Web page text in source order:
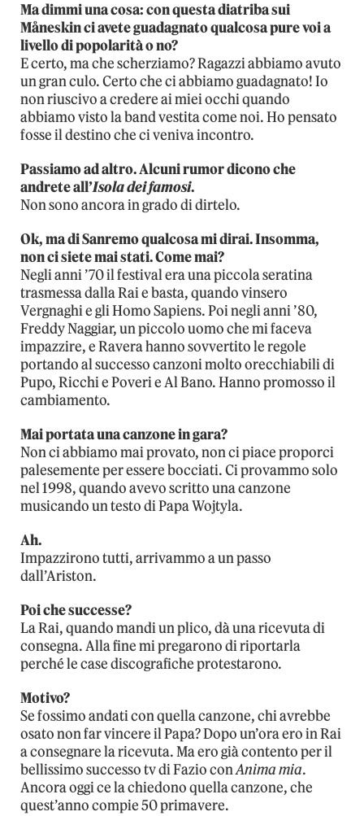
Ma dimmi una cosa: con questa diatriba sui
Måneskin ci avete guadagnato qualcosa pure voi a
livello di popolarità o no?
E certo, ma che scherziamo? Ragazzi abbiamo avuto
un gran culo. Certo che ci abbiamo guadagnato! Io
non riuscivo a credere ai miei occhi quando
abbiamo visto la band vestita come noi. Ho pensato
fosse il destino che ci veniva incontro.
Passiamo ad altro. Alcuni rumor dicono che
andrete all’Isola dei famosi.
Non sono ancora in grado di dirtelo.
Ok, ma di Sanremo qualcosa mi dirai. Insomma,
non ci siete mai stati. Come mai?
Negli anni ’70 il festival era una piccola seratina
trasmessa dalla Rai e basta, quando vinsero
Vergnaghi e gli Homo Sapiens. Poi negli anni ’80,
Freddy Naggiar, un piccolo uomo che mi faceva
impazzire, e Ravera hanno sovvertito le regole
portando al successo canzoni molto orecchiabili di
Pupo, Ricchi e Poveri e Al Bano. Hanno promosso il
cambiamento.
Mai portata una canzone in gara?
Non ci abbiamo mai provato, non ci piace proporci
palesemente per essere bocciati. Ci provammo solo
nel 1998, quando avevo scritto una canzone
musicando un testo di Papa Wojtyla.
Ah.
Impazzirono tutti, arrivammo a un passo
dall’Ariston.
Poi che successe?
La Rai, quando mandi un plico, dà una ricevuta di
consegna. Alla fine mi pregarono di riportarla
perché le case discografiche protestarono.
Motivo?
Se fossimo andati con quella canzone, chi avrebbe
osato non far vincere il Papa? Dopo un’ora ero in Rai
a consegnare la ricevuta. Ma ero già contento per il
bellissimo successo tv di Fazio conAnima mia.
Ancora oggi ce la chiedono quella canzone, che
quest’anno compie 50 primavere.